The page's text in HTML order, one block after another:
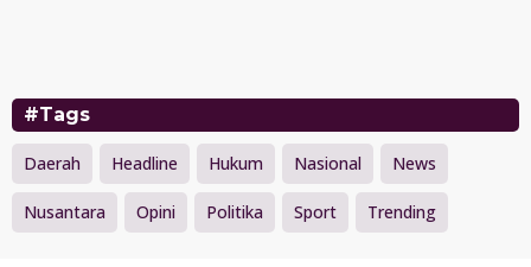
#Tags
Daerah Headline Hukum Nasional News
Nusantara Opini Politika Sport Trending